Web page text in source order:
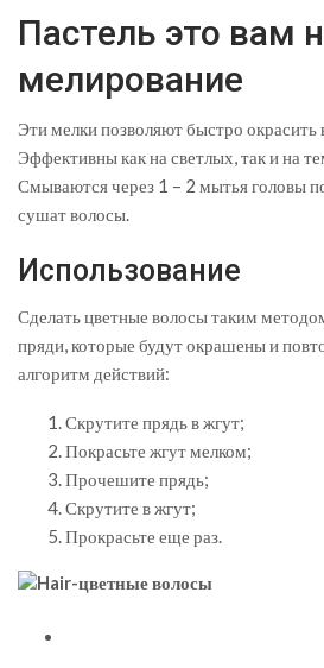
Пастель это вам
мелирование
Эти мелки позволяют быстро
Эффективны как на светлых, так и на
Смываются через 1 – 2 мытья головы
сушат волосы.
Использование
Сделать цветные волосы таким
пряди, которые будут окрашены и
алгоритм действий:
Скрутите прядь в жгут;
Покрасьте жгут мелком;
Прочешите прядь;
Скрутите в жгут;
Прокрасьте еще раз.